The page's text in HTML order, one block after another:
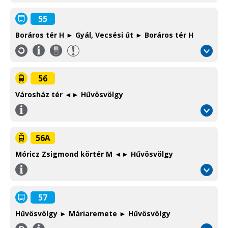
55
Boráros tér H ► Gyál, Vecsési út ► Boráros tér H
Információ
Information
Környéki
autóbusz
Suburban
bus
56
Városház tér ◄► Hűvösvölgy
Információ
Information
56A
Móricz Zsigmond körtér M ◄► Hűvösvölgy
Információ
Information
57
Hűvösvölgy ► Máriaremete ► Hűvösvölgy